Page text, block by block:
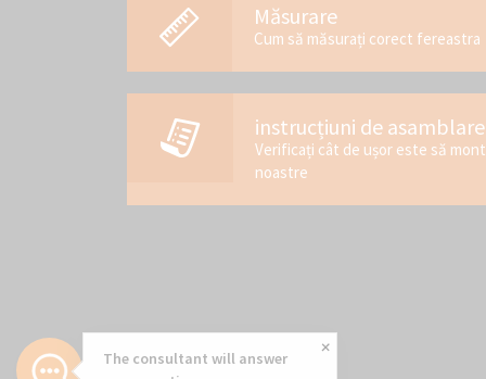
Măsurare
Cum să măsurați corect fereastra
instrucțiuni de asamblare
Verificați cât de ușor este să
noastre
The consultant will answer